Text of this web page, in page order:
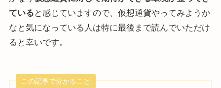
ている と感じていますので、仮想通貨やってみようか
なと気になっている人は特に最後まで読んでいただけ
ると幸いです。
この記事で分かること